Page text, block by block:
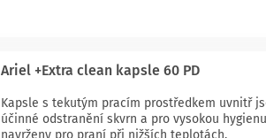
Ariel +Extra clean kapsle 60 PD
Kapsle s tekutým pracím prostředkem uvnitř
účinné odstranění skvrn a pro vysokou
navrženy pro praní při nižších teplotách.